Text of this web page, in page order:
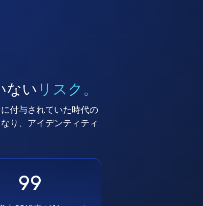
ない リスク。
付与されていた時代の
り、アイデンティティ
99